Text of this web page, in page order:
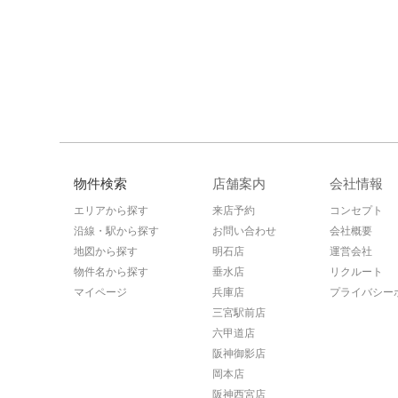
物件検索
エリアから探す
沿線・駅から探す
地図から探す
物件名から探す
マイページ
店舗案内
来店予約
お問い合わせ
明石店
垂水店
兵庫店
三宮駅前店
六甲道店
阪神御影店
岡本店
阪神西宮店
会社情報
コンセプト
会社概要
運営会社
リクルート
プライバシー